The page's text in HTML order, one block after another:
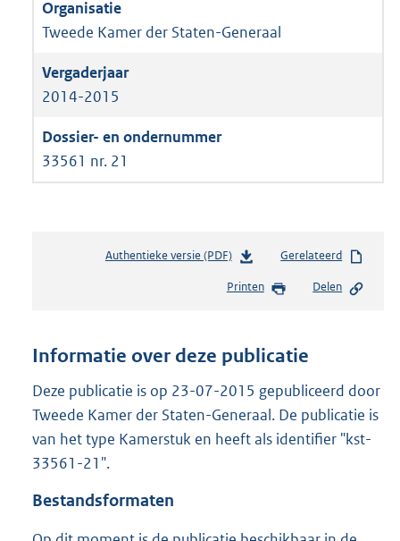
Tweede Kamer der Staten-Generaal
2014-2015
33561 nr. 21
Authentieke versie (PDF)b
s
n
s
r
o
:
Gerelateerd
Printen Delen
Informatie over deze publicatie
Deze publicatie is op 23-07-2015 gepubliceerd door
Tweede Kamer der Staten-Generaal. De publicatie is
van het type Kamerstuk en heeft als identifier "kst-
33561-21".
Bestandsformaten